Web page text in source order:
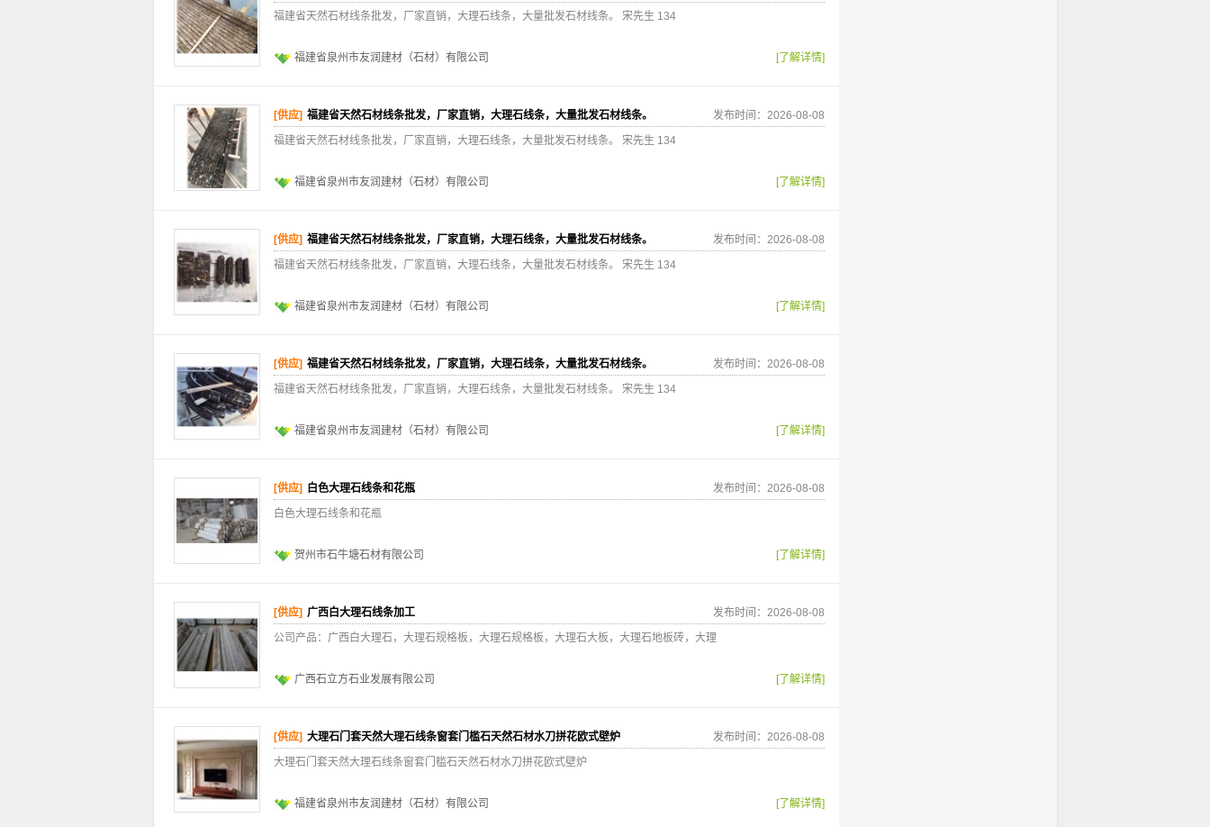
福建省天然石材线条批发，厂家直销，大理石线条，大量批发石材线条。 宋先生 134
福建省泉州市友润建材（石材）有限公司 [了解详情]
[供应] 福建省天然石材线条批发，厂家直销，大理石线条，大量批发石材线条。
发布时间：2026-08-08
福建省天然石材线条批发，厂家直销，大理石线条，大量批发石材线条。 宋先生 134
福建省泉州市友润建材（石材）有限公司 [了解详情]
[供应] 福建省天然石材线条批发，厂家直销，大理石线条，大量批发石材线条。
发布时间：2026-08-08
福建省天然石材线条批发，厂家直销，大理石线条，大量批发石材线条。 宋先生 134
福建省泉州市友润建材（石材）有限公司 [了解详情]
[供应] 福建省天然石材线条批发，厂家直销，大理石线条，大量批发石材线条。
发布时间：2026-08-08
福建省天然石材线条批发，厂家直销，大理石线条，大量批发石材线条。 宋先生 134
福建省泉州市友润建材（石材）有限公司 [了解详情]
[供应] 白色大理石线条和花瓶
发布时间：2026-08-08
白色大理石线条和花瓶
贺州市石牛塘石材有限公司 [了解详情]
[供应] 广西白大理石线条加工
发布时间：2026-08-08
公司产品：广西白大理石，大理石规格板，大理石规格板，大理石大板，大理石地板砖，大理
广西石立方石业发展有限公司 [了解详情]
[供应] 大理石门套天然大理石线条窗套门槛石天然石材水刀拼花欧式壁炉
发布时间：2026-08-08
大理石门套天然大理石线条窗套门槛石天然石材水刀拼花欧式壁炉
福建省泉州市友润建材（石材）有限公司 [了解详情]